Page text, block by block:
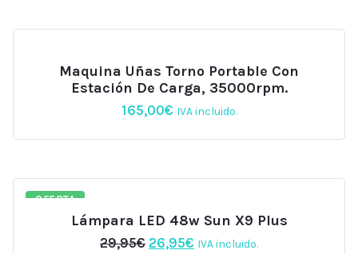
Maquina Uñas Torno Portable Con
Estación De Carga, 35000rpm.
165,00€ IVA incluido.
OFERTA
Lámpara LED 48w Sun X9 Plus
29,95€ El
26,95€ El
IVA incluido.